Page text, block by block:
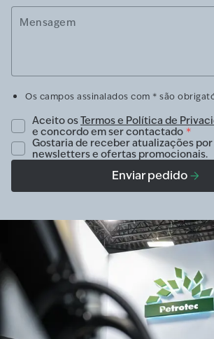
Mensagem
Os campos assinalados com * são
Aceito osTermos e Política de
e concordo em ser contactado *
Gostaria de receber atualizações
newsletters e ofertas promocionais.
Enviar pedido